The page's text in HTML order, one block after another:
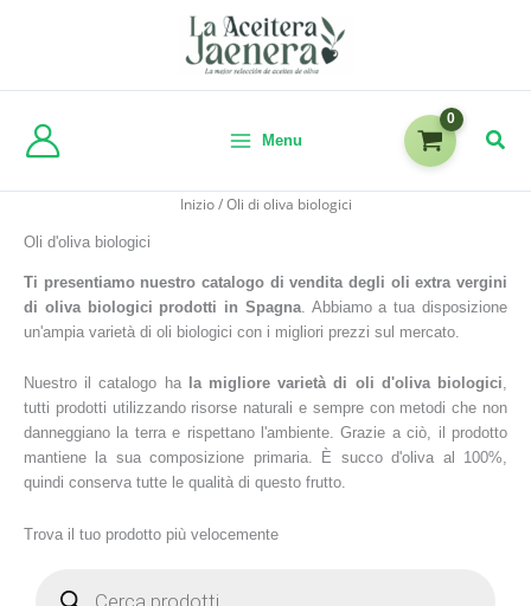
Menu
Inizio/ Oli di oliva biologici
Oli d'oliva biologici
Ti presentiamo nuestro catalogo di vendita degli oli extra vergini
di oliva biologici prodotti in Spagna. Abbiamo a tua disposizione
un'ampia varietà di oli biologici con i migliori prezzi sul mercato.
Nuestro il catalogo ha la migliore varietà di oli d'oliva biologici,
tutti prodotti utilizzando risorse naturali e sempre con metodi che non
danneggiano la terra e rispettano l'ambiente. Grazie a ciò, il prodotto
mantiene la sua composizione primaria. È succo d'oliva al 100%,
quindi conserva tutte le qualità di questo frutto.
Trova il tuo prodotto più velocemente